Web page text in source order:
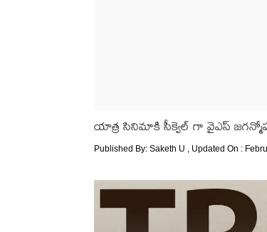
యాత్ర సినిమాకి సీక్వెల్ గా వైఎస్
Published By: Saketh U , Updated On :